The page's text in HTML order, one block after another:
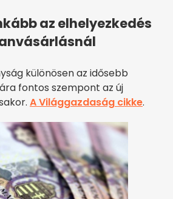
az elhelyezkedés
különösen az idősebb
fontos szempont az új
A Világgazdaság cikke.